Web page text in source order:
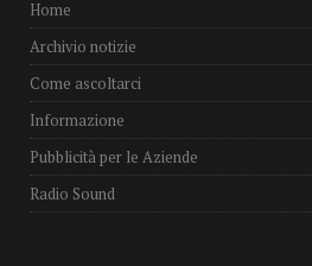
Home
Archivio notizie
Come ascoltarci
Informazione
Pubblicità per le Aziende
Radio Sound